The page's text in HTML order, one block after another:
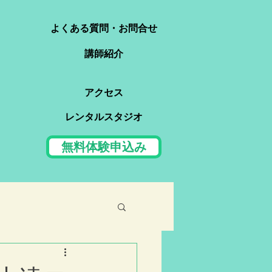
よくある質問・お問合せ
講師紹介
アクセス
レンタルスタジオ
無料体験申込み